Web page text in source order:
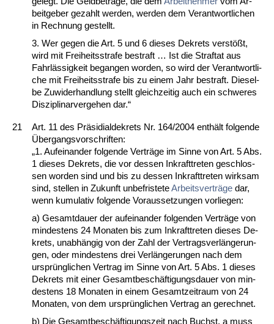
beit­ge­ber ge­zahlt wer­den, wer­den dem Ver­ant­wort­li­chen
in Rech­nung ge­stellt.
3. Wer ge­gen die Art. 5 und 6 die­ses De­krets verstößt,
wird mit Frei­heits­stra­fe be­straft … Ist die Straf­tat aus
Fahrlässig­keit be­gan­gen wor­den, so wird der Ver­ant­wort­li­
che mit Frei­heits­stra­fe bis zu ei­nem Jahr be­straft. Die­sel­
be Zu­wi­der­hand­lung stellt gleich­zei­tig auch ein schwe­res
Dis­zi­pli­nar­ver­ge­hen dar.“
21
Art. 11 des Präsi­di­al­de­krets Nr. 164/2004 enthält fol­gen­de
Über­g­angs­vor­schrif­ten:
„1. Auf­ein­an­der fol­gen­de Verträge im Sin­ne von Art. 5 Abs.
1 die­ses De­krets, die vor des­sen In­kraft­tre­ten ge­schlos­
sen wor­den sind und bis zu des­sen In­kraft­tre­ten wirk­sam
sind, stel­len in Zu­kunft un­be­fris­te­teAr­beits­verträge dar,
wenn ku­mu­la­tiv fol­gen­de Vor­aus­set­zun­gen vor­lie­gen:
a) Ge­samt­dau­er der auf­ein­an­der fol­gen­den Verträge von
min­des­tens 24 Mo­na­ten bis zum In­kraft­tre­ten die­ses De­
krets, un­abhängig von der Zahl der Ver­trags­verlänge­run­
gen, oder min­des­tens drei Verlänge­run­gen nach dem
ursprüng­li­chen Ver­trag im Sin­ne von Art. 5 Abs. 1 die­ses
De­krets mit ei­ner Ge­samt­beschäfti­gungs­dau­er von min­
des­tens 18 Mo­na­ten in ei­nem Ge­samt­zeit­raum von 24
Mo­na­ten, von dem ursprüng­li­chen Ver­trag an ge­rech­net.
b) Die Ge­samt­beschäfti­gungs­zeit nach Buchst. a muss